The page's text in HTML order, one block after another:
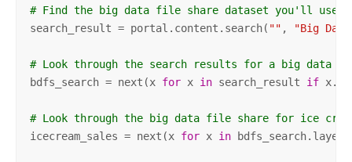
# Find the big data file share dataset you'll use
search_result = portal.content.search( "" , "Big
# Look through the search results for a big data
bdfs_search = next(x for x in search_result if
# Look through the big data file share for ice
icecream_sales = next(x for x in